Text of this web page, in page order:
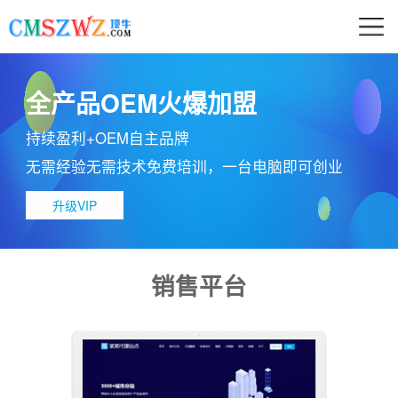
全产品OEM火爆加盟
持续盈利+OEM自主品牌
无需经验无需技术免费培训，一台电脑即可创业
升级VIP
销售平台